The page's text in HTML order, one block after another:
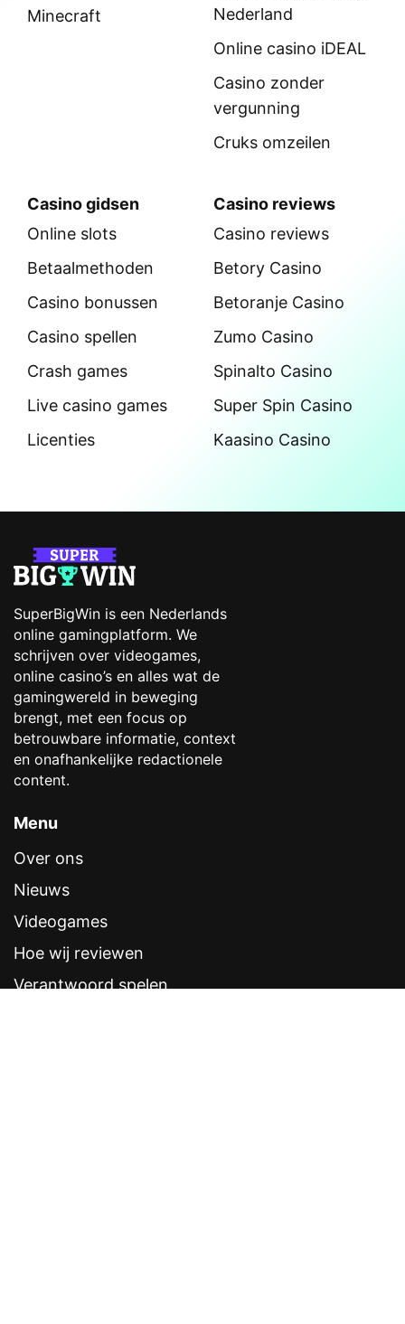
Minecraft
Nederland
Online casino iDEAL
Casino zonder
vergunning
Cruks omzeilen
Casino gidsen
Online slots
Betaalmethoden
Casino bonussen
Casino spellen
Crash games
Live casino games
Licenties
Casino reviews
Casino reviews
Betory Casino
Betoranje Casino
Zumo Casino
Spinalto Casino
Super Spin Casino
Kaasino Casino
SuperBigWin is een Nederlands
online gamingplatform. We
schrijven over videogames,
online casino’s en alles wat de
gamingwereld in beweging
brengt, met een focus op
betrouwbare informatie, context
en onafhankelijke redactionele
content.
Menu
Over ons
Nieuws
Videogames
Hoe wij reviewen
Verantwoord spelen